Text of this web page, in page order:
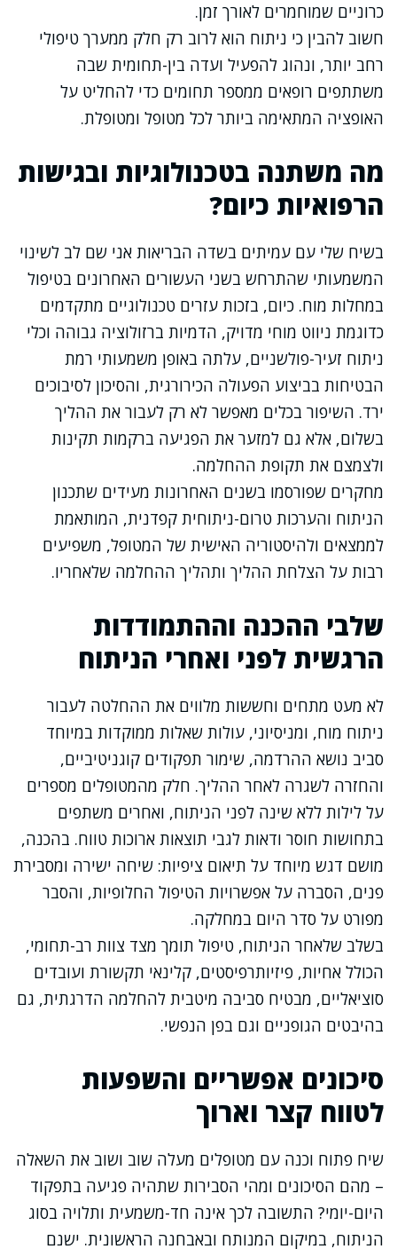
כרוניים שמוחמרים לאורך זמן.
חשוב להבין כי ניתוח הוא לרוב רק חלק ממערך טיפולי
רחב יותר, ונהוג להפעיל ועדה בין-תחומית שבה
משתתפים רופאים ממספר תחומים כדי להחליט על
האופציה המתאימה ביותר לכל מטופל ומטופלת.
מה משתנה בטכנולוגיות ובגישות
הרפואיות כיום?
בשיח שלי עם עמיתים בשדה הבריאות אני שם לב לשינוי
המשמעותי שהתרחש בשני העשורים האחרונים בטיפול
במחלות מוח. כיום, בזכות עזרים טכנולוגיים מתקדמים
כדוגמת ניווט מוחי מדויק, הדמיות ברזולוציה גבוהה וכלי
ניתוח זעיר-פולשניים, עלתה באופן משמעותי רמת
הבטיחות בביצוע הפעולה הכירורגית, והסיכון לסיבוכים
ירד. השיפור בכלים מאפשר לא רק לעבור את ההליך
בשלום, אלא גם למזער את הפגיעה ברקמות תקינות
ולצמצם את תקופת ההחלמה.
מחקרים שפורסמו בשנים האחרונות מעידים שתכנון
הניתוח והערכות טרום-ניתוחית קפדנית, המותאמת
לממצאים ולהיסטוריה האישית של המטופל, משפיעים
רבות על הצלחת ההליך ותהליך ההחלמה שלאחריו.
שלבי ההכנה וההתמודדות
הרגשית לפני ואחרי הניתוח
לא מעט מתחים וחששות מלווים את ההחלטה לעבור
ניתוח מוח, ומניסיוני, עולות שאלות ממוקדות במיוחד
סביב נושא ההרדמה, שימור תפקודים קוגניטיביים,
והחזרה לשגרה לאחר ההליך. חלק מהמטופלים מספרים
על לילות ללא שינה לפני הניתוח, ואחרים משתפים
בתחושות חוסר ודאות לגבי תוצאות ארוכות טווח. בהכנה,
מושם דגש מיוחד על תיאום ציפיות: שיחה ישירה ומסבירת
פנים, הסברה על אפשרויות הטיפול החלופיות, והסבר
מפורט על סדר היום במחלקה.
בשלב שלאחר הניתוח, טיפול תומך מצד צוות רב-תחומי,
הכולל אחיות, פיזיותרפיסטים, קלינאי תקשורת ועובדים
סוציאליים, מבטיח סביבה מיטבית להחלמה הדרגתית, גם
בהיבטים הגופניים וגם בפן הנפשי.
סיכונים אפשריים והשפעות
לטווח קצר וארוך
שיח פתוח וכנה עם מטופלים מעלה שוב ושוב את השאלה
– מהם הסיכונים ומהי הסבירות שתהיה פגיעה בתפקוד
היום-יומי? התשובה לכך אינה חד-משמעית ותלויה בסוג
הניתוח, במיקום המנותח ובאבחנה הראשונית. ישנם